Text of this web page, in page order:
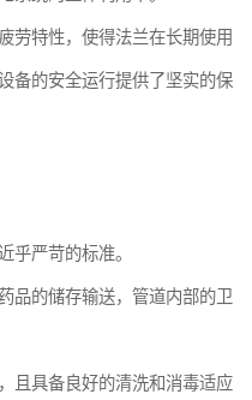
劳特性，使得法兰在长期使用
备的安全运行提供了坚实的保
乎严苛的标准。
品的储存输送，管道内部的卫
且具备良好的清洗和消毒适应